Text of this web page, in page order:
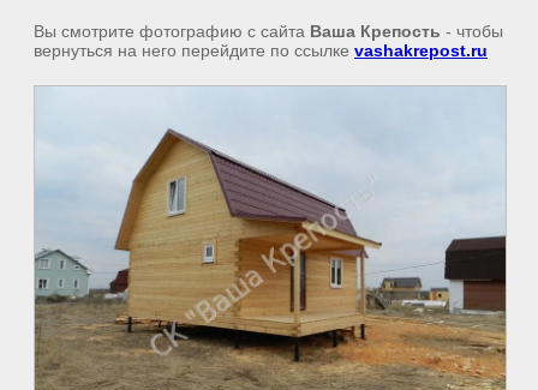
Вы смотрите фотографию с сайта Ваша Крепость - чтобы
вернуться на него перейдите по ссылке vashakrepost.ru